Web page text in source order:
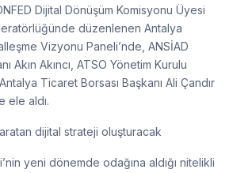
Dijital Dönüşüm Komisyonu Üyesi
düzenlenen Antalya
Vizyonu Paneli’nde, ANSİAD
Akın Akıncı, ATSO Yönetim Kurulu
Ticaret Borsası Başkanı Ali Çandır
ele aldı.
dijital strateji oluşturacak
yeni dönemde odağına aldığı nitelikli